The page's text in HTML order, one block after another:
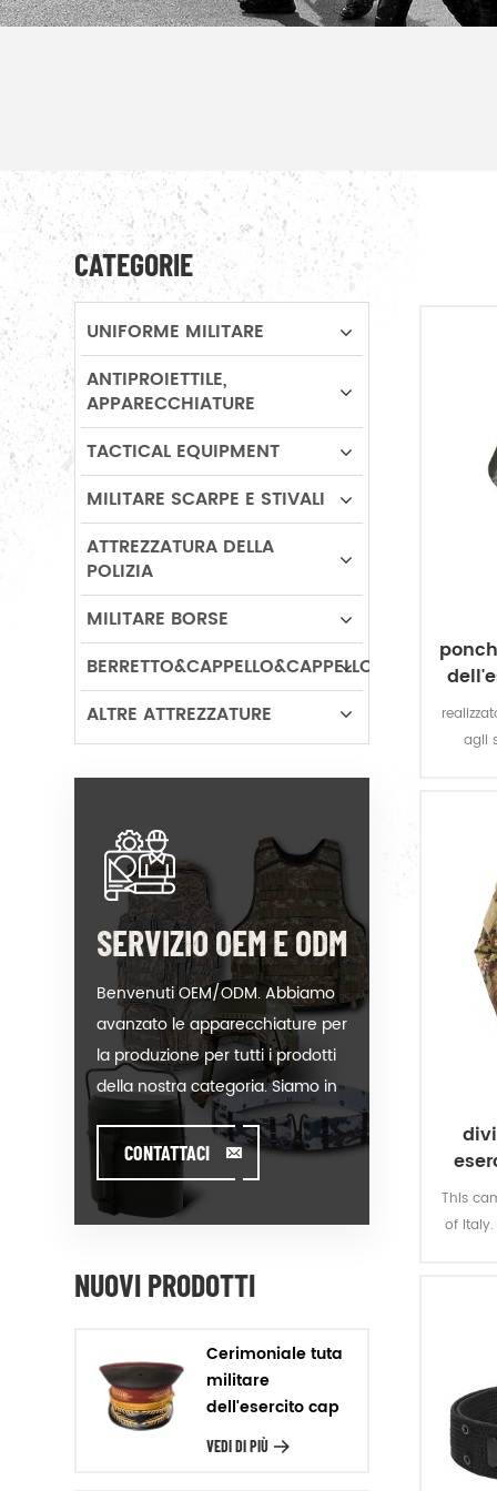
agli
This
of
CATEGORIE
UNIFORME MILITARE
ANTIPROIETTILE,
APPARECCHIATURE
TACTICAL EQUIPMENT
MILITARE SCARPE E STIVALI
ATTREZZATURA DELLA
POLIZIA
MILITARE BORSE
BERRETTO&CAPPELLO&CAPPELLO
ALTRE ATTREZZATURE
SERVIZIO OEM E ODM
Benvenuti OEM/ODM. Abbiamo
avanzato le apparecchiature per
la produzione per tutti i prodotti
della nostra categoria. Siamo in
grado di mettere il vostro logo
sul nostro caldo-vendita del
modello o aiutare a produrre gli
ordini quando si incontra
clienti di valore per progettare e
sviluppare i loro prodotti, in piedi
piedi. Produciamo i prodotti del
nostro cliente con la Garanzia
della Qualità, la Consegna di
Precisione & rapporto Costo-
CONTATTACI
NUOVI PRODOTTI
Cerimoniale tuta
militare
dell'esercito cap
VEDI DI PIÙ